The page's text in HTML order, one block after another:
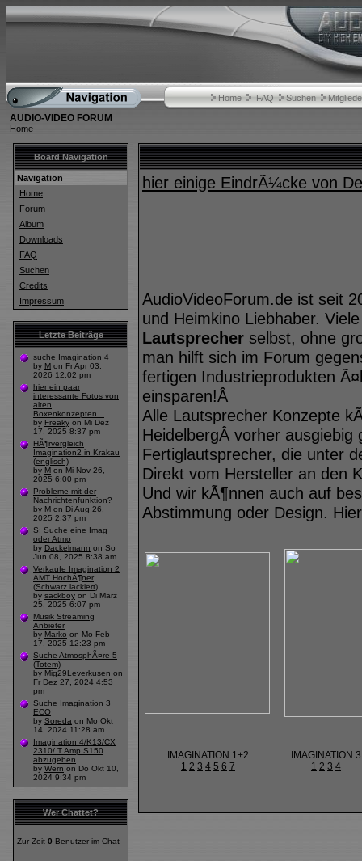
Home FAQ Suchen
AUDIO-VIDEO FORUM
Home
Board Navigation
Navigation
Home
Forum
Album
Downloads
FAQ
Suchen
Credits
Impressum
Letzte Beiträge
suche Imagination 4
by M on Fr Apr 03,
2026 12:02 pm
hier ein paar
interessante Fotos von
alten
Boxenkonzepten...
by Freaky on Mi Dez
17, 2025 8:37 pm
HÃ¶rvergleich
Imagination2 in Krakau
(englisch)
by M on Mi Nov 26,
2025 6:00 pm
Probleme mit der
Nachrichtenfunktion?
by M on Di Aug 26,
2025 2:37 pm
S: Suche eine Imag
oder Atmo
by Dackelmann on So
Jun 08, 2025 8:38 am
Verkaufe Imagination 2
AMT HochÃ¶ner
(Schwarz lackiert)
by sackboy on Di März
25, 2025 6:07 pm
Musik Streaming
Anbieter
by Marko on Mo Feb
17, 2025 12:23 pm
Suche AtmosphÃ¤re 5
(Totem)
by Mig29Leverkusen on
Fr Dez 27, 2024 4:53
pm
Suche Imagination 3
ECO
by Soreda on Mo Okt
14, 2024 11:28 am
Imagination 4/K13/CX
2310/ T Amp S150
abzugeben
by Wern on Do Okt 10,
2024 9:34 pm
Wer Chattet?
Zur Zeit 0 Benutzer im Chat
hier einige EindrÃ¼cke von
AudioVideoForum.de ist seit
und Heimkino Liebhaber.
Lautsprecher selbst, ohne
man hilft sich im Forum
fertigen Industrieprodukten
einsparen!Â
Alle Lautsprecher Konzepte
HeidelbergÂ vorher
Fertiglautsprecher, die unter
Direkt vom Hersteller an den
Und wir kÃ¶nnen auch auf
Abstimmung oder Design.
IMAGINATION 1+2
1 2 3 4 5 6 7
IMAGINATION 3
1 2 3 4